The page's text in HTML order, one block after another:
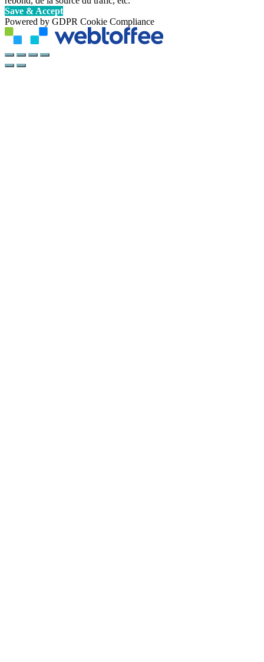
Save & Accept
Powered by GDPR Cookie Compliance